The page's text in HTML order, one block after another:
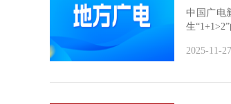
中国广电
生
2025-11-